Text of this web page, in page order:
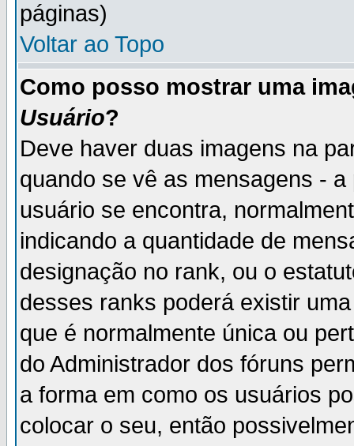
páginas)
Voltar ao Topo
Como posso mostrar uma
Usuário?
Deve haver duas imagens na
quando se vê as mensagens -
usuário se encontra,
indicando a quantidade de
designação no rank, ou o
desses ranks poderá existir
que é normalmente única ou
do Administrador dos fóruns
a forma em como os usuários
colocar o seu, então